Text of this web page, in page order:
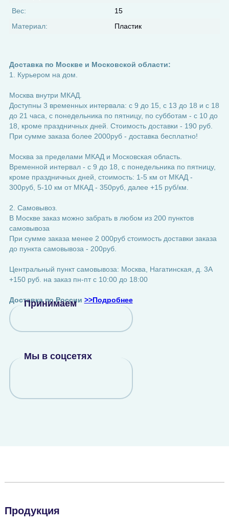
Вес:
15
Материал:
Пластик
Доставка по Москве и Московской области:
1. Курьером на дом.
Москва внутри МКАД.
Доступны 3 временных интервала: с 9 до 15, с 13 до 18 и с 18
до 21 часа, с понедельника по пятницу, по субботам - с 10 до
18, кроме праздничных дней. Стоимость доставки - 190 руб.
При сумме заказа более 2000руб - доставка бесплатно!
Москва за пределами МКАД и Московская область.
Временной интервал - с 9 до 18, с понедельника по пятницу,
кроме праздничных дней, стоимость: 1-5 км от МКАД -
300руб, 5-10 км от МКАД - 350руб, далее +15 руб/км.
2. Самовывоз.
В Москве заказ можно забрать в любом из 200 пунктов
самовывоза
При сумме заказа менее 2 000руб стоимость доставки заказа
до пункта самовывоза - 200руб.
Центральный пункт самовывоза: Москва, Нагатинская, д. 3А
+150 руб. на заказ пн-пт с 10:00 до 18:00
Доставка по России >>Подробнее
Принимаем
Мы в соцсетях
Продукция